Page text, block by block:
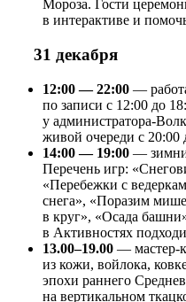
Мороза. Гости
в интерактиве и
31 декабря
12:00 — 22:00 —
по записи с 12:00 до
у администратора-
живой очереди с 20:00
14:00 — 19:00 —
Перечень игр:
«Перебежки с
снега», «Поразим
в круг», «Осада
в Активностях
13.00–19.00 — мастер-
из кожи, войлока,
эпохи раннего
на вертикальном